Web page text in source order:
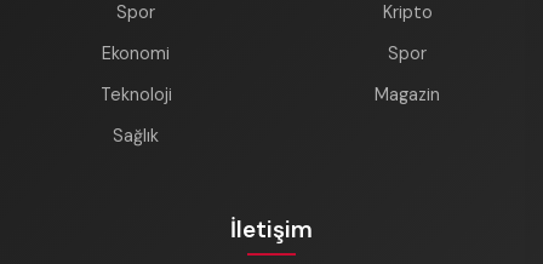
Spor
Ekonomi
Teknoloji
Sağlık
Kripto
Spor
Magazin
İletişim